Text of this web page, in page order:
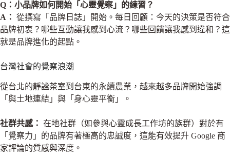
Q：小品牌如何開始「心靈覺察」的練習？
A： 從撰寫「品牌日誌」開始。每日回顧：今天的決策是否符合
品牌初衷？哪些互動讓我感到心流？哪些回饋讓我感到違和？這
就是品牌進化的起點。
台灣社會的覺察浪潮
從台北的靜謐茶室到台東的永續農業，越來越多品牌開始強調
「與土地連結」與「身心靈平衡」。
社群共感： 在地社群（如參與心靈成長工作坊的族群）對於有
「覺察力」的品牌有著極高的忠誠度，這能有效提升 Google 商
家評論的質感與深度。